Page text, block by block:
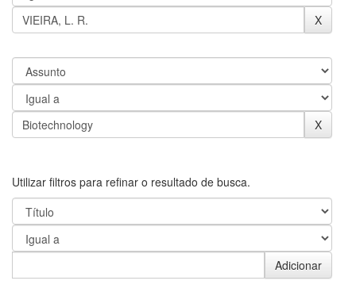
Utilizar filtros para refinar o resultado de busca.